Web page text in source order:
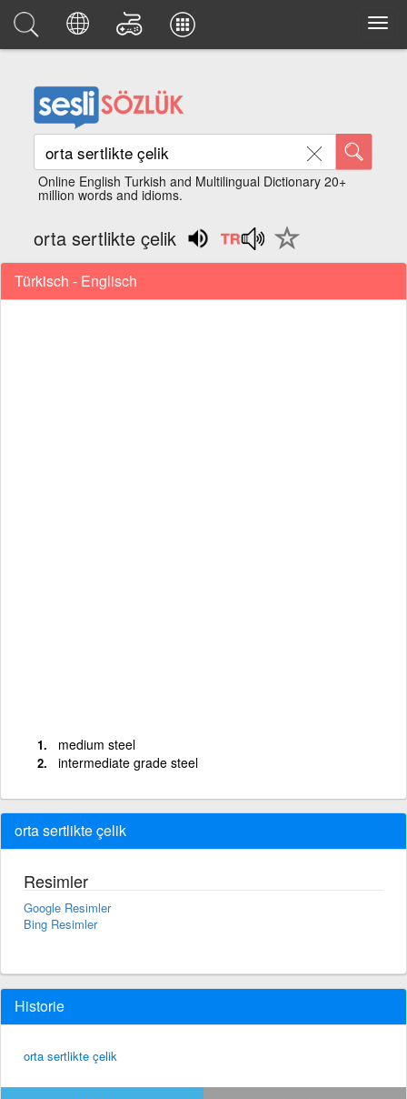
Online English Turkish and Multilingual Dictionary 20+
million words and idioms.
orta sertlikte çelik
Türkisch - Englisch
medium steel
intermediate grade steel
orta sertlikte çelik
Resimler
Google Resimler
Bing Resimler
Historie
orta sertlikte çelik